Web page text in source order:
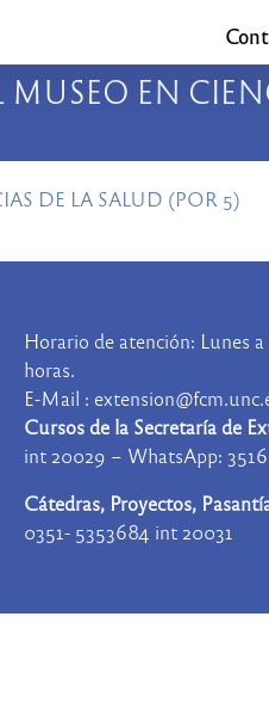
EN
DE LA SALUD (POR 5)
Horario de atención: Lunes
horas.
E-Mail :
Cursos de la Secretaría de
int 20029 – WhatsApp:
Cátedras, Proyectos,
0351- 5353684 int 20031